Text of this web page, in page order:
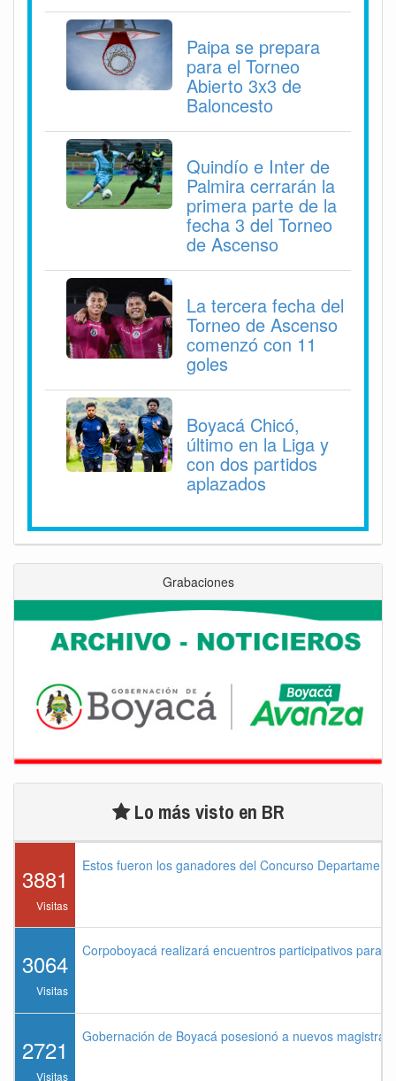
Paipa se prepara
para el Torneo
Abierto 3x3 de
Baloncesto
Quindío e Inter de
Palmira cerrarán la
primera parte de la
fecha 3 del Torneo
de Ascenso
La tercera fecha del
Torneo de Ascenso
comenzó con 11
goles
Boyacá Chicó,
último en la Liga y
con dos partidos
aplazados
Grabaciones
Lo más visto en BR
3881
Visitas
Estos fueron los ganadores del Concurso
3064
Visitas
Corpoboyacá realizará encuentros participativos para
2721
Visitas
Gobernación de Boyacá posesionó a nuevos